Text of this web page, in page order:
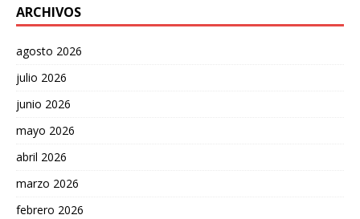
ARCHIVOS
agosto 2026
julio 2026
junio 2026
mayo 2026
abril 2026
marzo 2026
febrero 2026